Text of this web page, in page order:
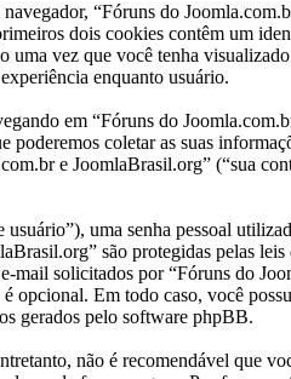
“Fóruns do
dois cookies contêm um
vez que você tenha
enquanto usuário.
em “Fóruns do
coletar as suas
e JoomlaBrasil.org” (“sua
uma senha pessoal
são protegidas pelas
mail solicitados por “Fóruns do
Em todo caso, você
gerados pelo software phpBB.
não é recomendável que